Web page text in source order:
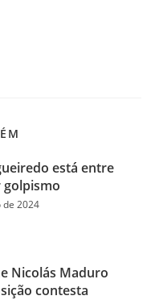
está entre
golpismo
de 2024
Nicolás Maduro
contesta